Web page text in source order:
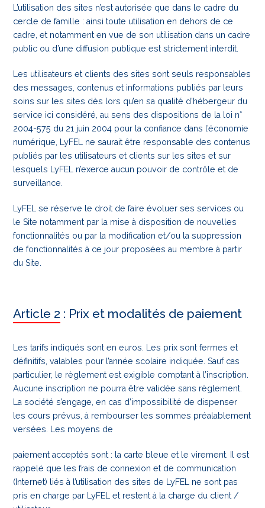
L’utilisation des sites n’est autorisée que dans le cadre du
cercle de famille : ainsi toute utilisation en dehors de ce
cadre, et notamment en vue de son utilisation dans un cadre
public ou d’une diffusion publique est strictement interdit.
Les utilisateurs et clients des sites sont seuls responsables
des messages, contenus et informations publiés par leurs
soins sur les sites dès lors qu’en sa qualité d’hébergeur du
service ici considéré, au sens des dispositions de la loi n°
2004-575 du 21 juin 2004 pour la confiance dans l’économie
numérique, LyFEL ne saurait être responsable des contenus
publiés par les utilisateurs et clients sur les sites et sur
lesquels LyFEL n’exerce aucun pouvoir de contrôle et de
surveillance.
LyFEL se réserve le droit de faire évoluer ses services ou
le Site notamment par la mise à disposition de nouvelles
fonctionnalités ou par la modification et/ou la suppression
de fonctionnalités à ce jour proposées au membre à partir
du Site.
Article 2 : Prix et modalités de paiement
Les tarifs indiqués sont en euros. Les prix sont fermes et
définitifs, valables pour l’année scolaire indiquée. Sauf cas
particulier, le règlement est exigible comptant à l’inscription.
Aucune inscription ne pourra être validée sans règlement.
La société s’engage, en cas d’impossibilité de dispenser
les cours prévus, à rembourser les sommes préalablement
versées. Les moyens de
paiement acceptés sont : la carte bleue et le virement. Il est
rappelé que les frais de connexion et de communication
(Internet) liés à l’utilisation des sites de LyFEL ne sont pas
pris en charge par LyFEL et restent à la charge du client /